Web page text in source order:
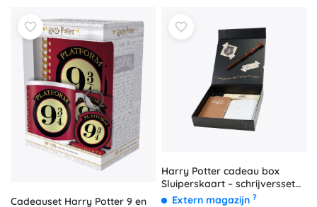
Cadeauset Harry Potter 9 en
Harry Potter cadeau box
Sluiperskaart – schrijversset
en notitieboek
Extern magazijn ?